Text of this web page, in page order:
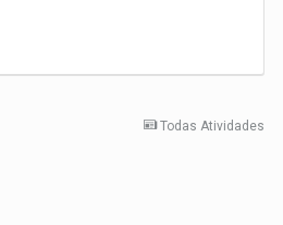
Todas Atividades